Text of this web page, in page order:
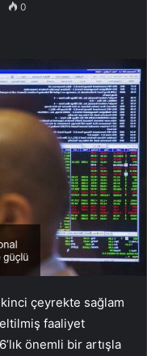
0
çeyrekte sağlam
faaliyet
önemli bir artışla